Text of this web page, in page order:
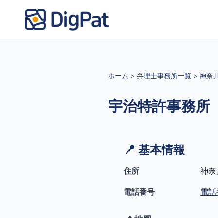
ホーム > 弁理士事務所一覧 > 神奈
宇治特許事務所
📍 基本情報
住所 神
電話番号 電